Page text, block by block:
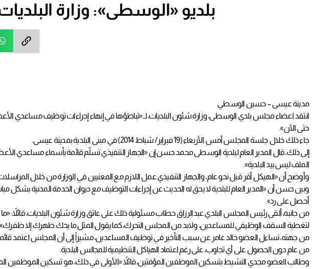
بلديو «الوسطى»: وزارة
مدينة عيسى – حسين الوسطي
انتقد اعضاء مجلس بلدي الوسطى، وزارة شئون البلديات، لـ «تباطؤها في إنهاء إجراءات توظيف مساعدي
حتى الآن».
جاء ذلك خلال جلسة المجلس أمس الأربعاء (19 فبراير/ شباط 2014) في مبنى البلدية بمدينة عيسى.
الملف ليس بيد البلدية».
وأوضح أن «الهيكل أقر قبل نحو عام، والجهاز التنفيذي عمل اللازم مع المعنيين في الوزارة من خلال
وبين حسن أن «المدير العام للبلدية لا يحق له الحديث عن إجراءات التوظيف مع ديوان الخدمة المدنية بشكل
أحصل على رد».
من جانبه، ألقى رئيس المجلس البلدي عبدالرزاق حطاب مسئولية ذلك على عاتق وزارة شئون البلديات،
لتغطية السقف الوظيفي للمساعدين، ولابد من المجلس التحرك، كما يقول المثل ما يحك ظهرك إلا
من عام دون الحصول على أي تجاوب، على رغم اعتماد الهياكل التنظيمية للمجالس البلدية.
وطالب العضو مجدي النشيط بتسكين الموظفين المؤقتين، قائلاً «الأولى في ذلك، هو تسكين الموظفين